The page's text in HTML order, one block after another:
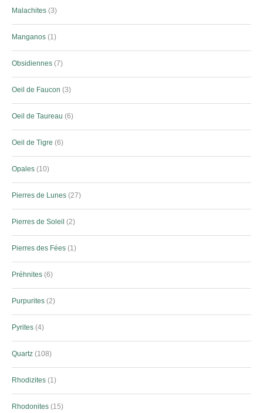
Malachites 3
Manganos 1
Obsidiennes 7
Oeil de Faucon 3
Oeil de Taureau 6
Oeil de Tigre 6
Opales 10
Pierres de Lunes 27
Pierres de Soleil 2
Pierres des Fées 1
Préhnites 6
Purpurites 2
Pyrites 4
Quartz 108
Rhodizites 1
Rhodonites 15